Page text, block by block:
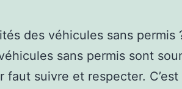
des véhicules sans permis
sans permis sont
faut suivre et respecter. C’est